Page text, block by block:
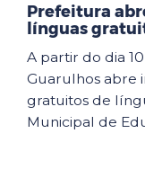
Prefeitura
línguas
A partir do dia
Guarulhos abre
gratuitos de
Municipal de